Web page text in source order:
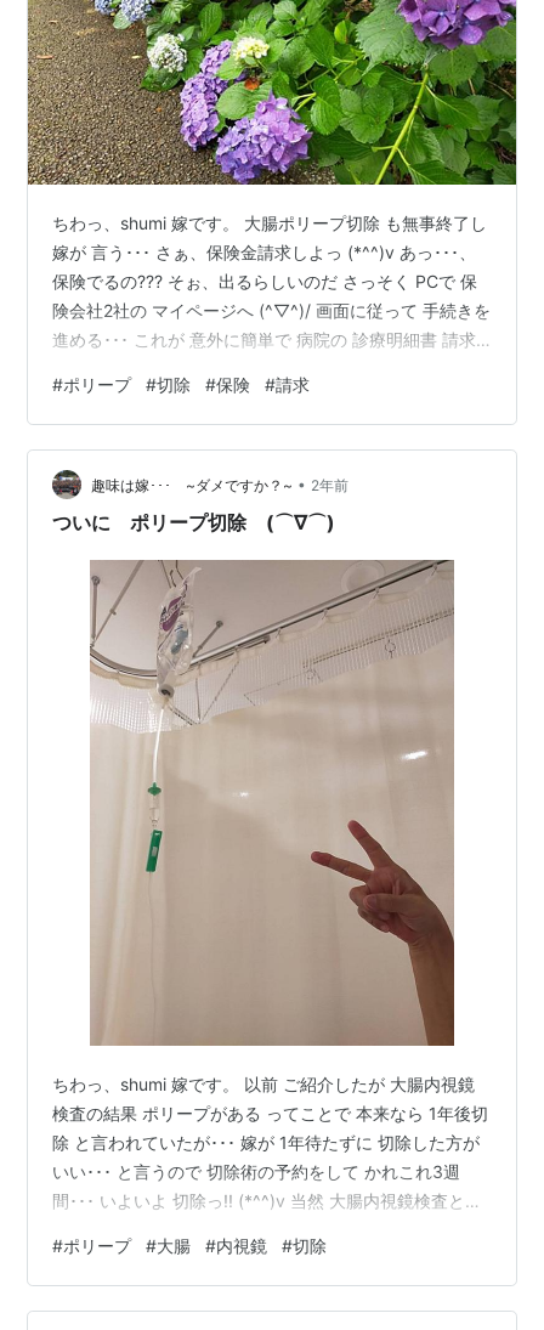
ちわっ、shumi 嫁です。 大腸ポリープ切除 も無事終了し
嫁が 言う･･･ さぁ、保険金請求しよっ (*^^)v あっ･･･、
保険でるの??? そぉ、出るらしいのだ さっそく PCで 保
険会社2社の マイページへ (^▽^)/ 画面に従って 手続きを
進める･･･ これが 意外に簡単で 病院の 診療明細書 請求
きた どうだろう 書類の写メ含めて 10分もかからずに 手
続き完了っ!!! あとは 保険金が おいくら入るのか 連絡待
ち (*^^)v それにしても 以前なら 電話をして 資料を請求
して 届いた書類に記入して 送り返して･･･…
#ポリープ #切除 #保険 #請求
趣味は嫁･･･ ~ダメですか？~ • 2年前
ついに ポリープ切除 (⌒∇⌒)
ちわっ、shumi 嫁です。 以前 ご紹介したが 大腸内視鏡
検査の結果 ポリープがある ってことで 本来なら 1年後切
除 と言われていたが･･･ 嫁が 1年待たずに 切除した方が
いい･･･ と言うので 切除術の予約をして かれこれ3週
間･･･ いよいよ 切除っ!! (*^^)v 当然 大腸内視鏡検査と同
前日の朝食から 始まる!! そぉ、病院で買った 3食分を摂
取する 朝食･･･鶏と玉子の雑炊 昼食･･･大根とじゃがいも
の鶏そぼろあんかけがゆ 夕食･･･煮込みハンバーグとおか
#ポリープ #大腸 #内視鏡 #切除